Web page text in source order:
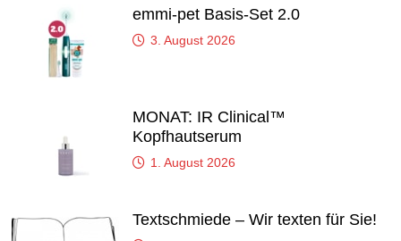
emmi-pet Basis-Set 2.0
3. August 2026
MONAT: IR Clinical™
Kopfhautserum
1. August 2026
Textschmiede – Wir texten für Sie!